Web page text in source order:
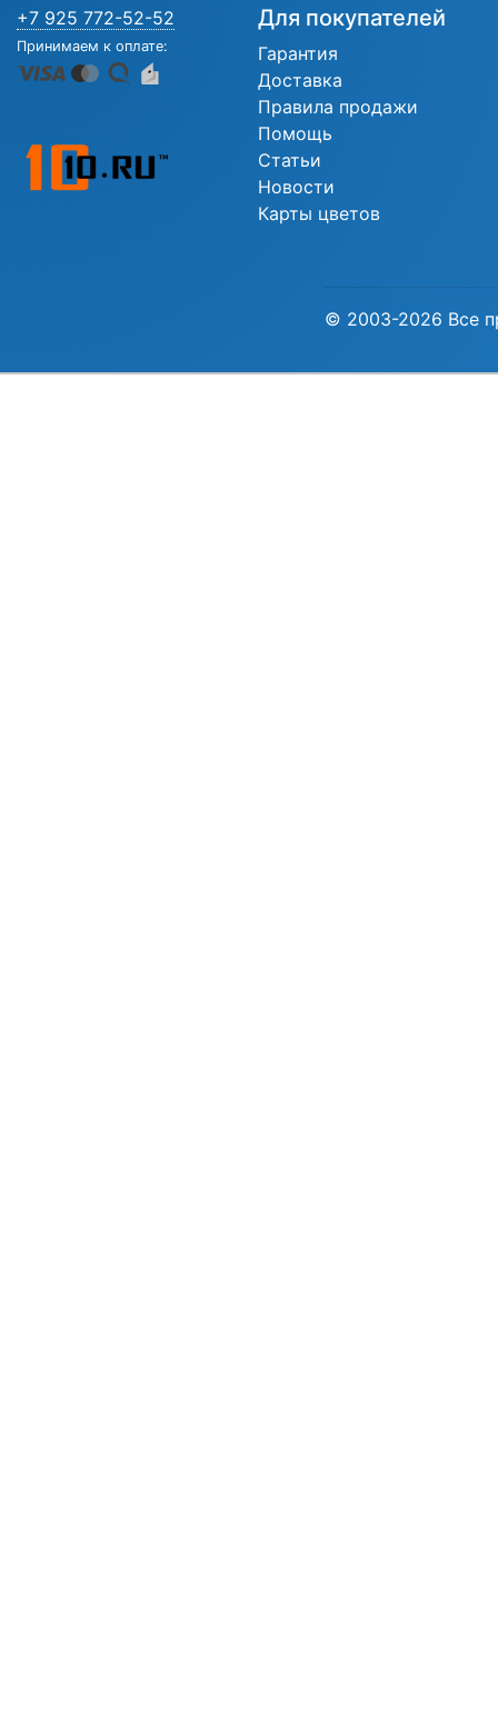
+7 925 772-52-52
Принимаем к оплате:
Для покупателей
Гарантия
Доставка
Правила продажи
Помощь
Статьи
Новости
Карты цветов
© 2003-2026 Все